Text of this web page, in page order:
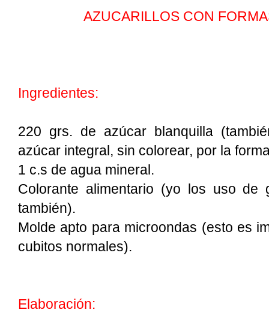
AZUCARILLOS CON
Ingredientes:
220 grs. de azúcar blanquilla
azúcar integral, sin colorear, por la
1 c.s de agua mineral.
Colorante alimentario (yo los uso de
también).
Molde apto para microondas (esto es
cubitos normales).
Elaboración: